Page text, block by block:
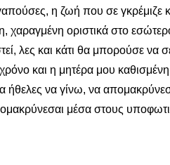
η ζωή που σε γκρέμιζε
χαραγμένη οριστικά στο
λες και κάτι θα μπορούσε να
και η μητέρα μου
να γίνω, να
μέσα στους